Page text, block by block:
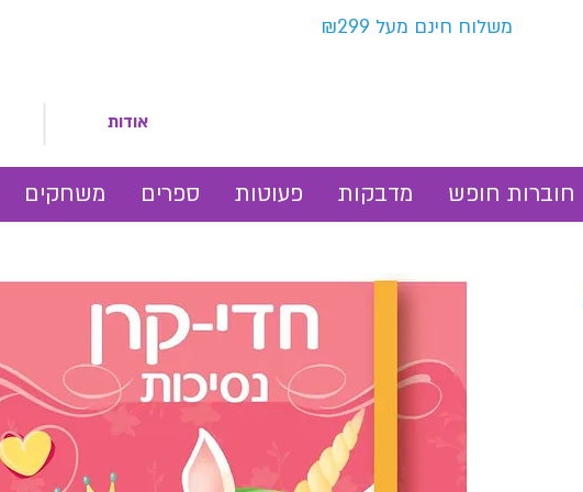
משלוח חינם מעל ₪299
חוברות חופש מדבקות פעוטות ספרים משחקים
אודות